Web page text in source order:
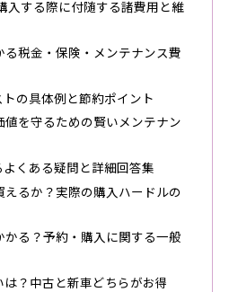
入する際に付随する諸費用と維
る税金・保険・メンテナンス費
の具体例と節約ポイント
を守るための賢いメンテナン
くある疑問と詳細回答集
るか？実際の購入ハードルの
る？予約・購入に関する一般
は？中古と新車どちらがお得